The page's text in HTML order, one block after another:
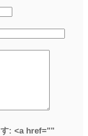
: <a href=""